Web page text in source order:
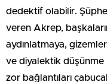
dedektif olabilir.
veren Akrep,
aydınlatmaya,
ve diyalektik düşünme
zor bağlantıları